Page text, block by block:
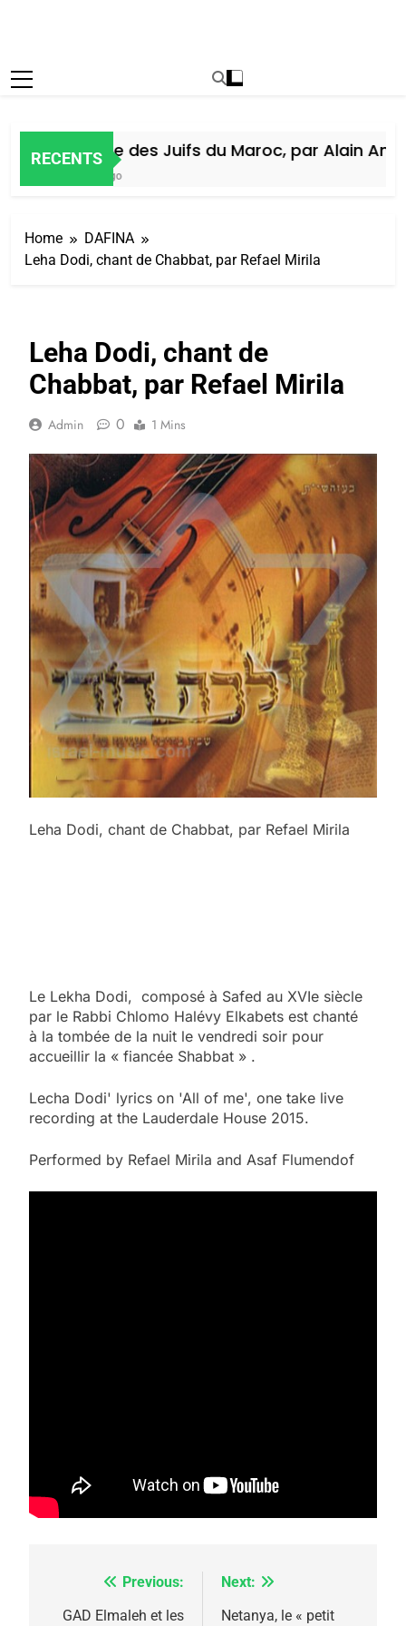
RECENTS
Histoire des Juifs du Maroc, par Alain Amiel
Home
DAFINA
Leha Dodi, chant de Chabbat, par Refael Mirila
Leha Dodi, chant de
Chabbat, par Refael Mirila
Admin 0 1 Mins
Leha Dodi, chant de Chabbat, par Refael Mirila
Le Lekha Dodi, composé à Safed au XVIe siècle
par le Rabbi Chlomo Halévy Elkabets est chanté
à la tombée de la nuit le vendredi soir pour
accueillir la « fiancée Shabbat » .
Lecha Dodi' lyrics on 'All of me', one take live
recording at the Lauderdale House 2015.
Performed by Refael Mirila and Asaf Flumendof
Navigation
de
Previous:
GAD Elmaleh et les
Next:
Netanya, le « petit